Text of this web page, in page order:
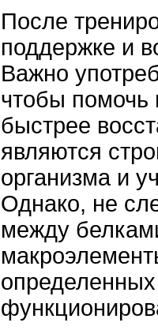
После
поддержке и
Важно
чтобы
быстрее
являются
организма и
Однако, не
между